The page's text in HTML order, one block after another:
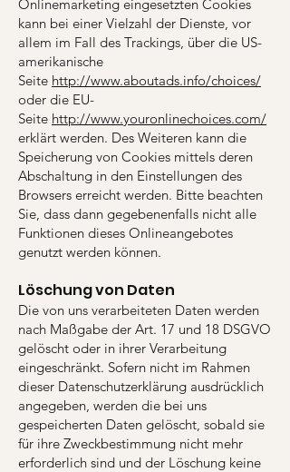
Onlinemarketing eingesetzten Cookies
kann bei einer Vielzahl der Dienste, vor
allem im Fall des Trackings, über die US-
amerikanische
Seite http://www.aboutads.info/choices/
oder die EU-
Seite http://www.youronlinechoices.com/
erklärt werden. Des Weiteren kann die
Speicherung von Cookies mittels deren
Abschaltung in den Einstellungen des
Browsers erreicht werden. Bitte beachten
Sie, dass dann gegebenenfalls nicht alle
Funktionen dieses Onlineangebotes
genutzt werden können.
Löschung von Daten
Die von uns verarbeiteten Daten werden
nach Maßgabe der Art. 17 und 18 DSGVO
gelöscht oder in ihrer Verarbeitung
eingeschränkt. Sofern nicht im Rahmen
dieser Datenschutzerklärung ausdrücklich
angegeben, werden die bei uns
gespeicherten Daten gelöscht, sobald sie
für ihre Zweckbestimmung nicht mehr
erforderlich sind und der Löschung keine